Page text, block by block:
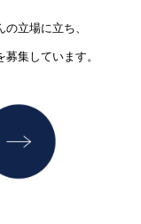
立場に立ち、
集しています。